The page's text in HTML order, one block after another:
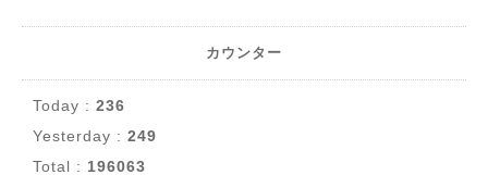
カウンター
Today : 236
Yesterday : 249
Total : 196063